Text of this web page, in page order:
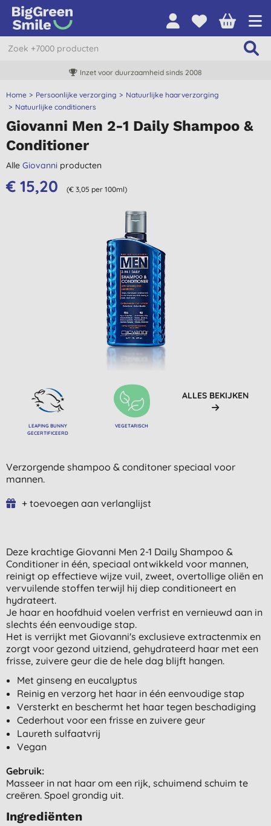
Inzet voor duurzaamheid sinds 2008
Home Persoonlijke verzorging
Natuurlijke haarverzorging
Natuurlijke conditioners
Giovanni Men 2-1 Daily Shampoo &
Conditioner
Alle Giovanni producten
€ 15,20 (€ 3,05 per 100ml)
LEAPING BUNNY
GECERTIFICEERD
VEGETARISCH
ALLES BEKIJKEN
Verzorgende shampoo & conditoner speciaal voor
mannen.
+ toevoegen aan verlanglijst
Deze krachtige Giovanni Men 2-1 Daily Shampoo &
Conditioner in één, speciaal ontwikkeld voor mannen,
reinigt op effectieve wijze vuil, zweet, overtollige oliën en
vervuilende stoffen terwijl hij diep conditioneert en
hydrateert.
Je haar en hoofdhuid voelen verfrist en vernieuwd aan in
slechts één eenvoudige stap.
Het is verrijkt met Giovanni's exclusieve extractenmix en
zorgt voor gezond uitziend, gehydrateerd haar met een
frisse, zuivere geur die de hele dag blijft hangen.
Met ginseng en eucalyptus
Reinig en verzorg het haar in één eenvoudige stap
Versterkt en beschermt het haar tegen beschadiging
Cederhout voor een frisse en zuivere geur
Laureth sulfaatvrij
Vegan
Gebruik:
Masseer in nat haar om een rijk, schuimend schuim te
creëren. Spoel grondig uit.
Ingrediënten